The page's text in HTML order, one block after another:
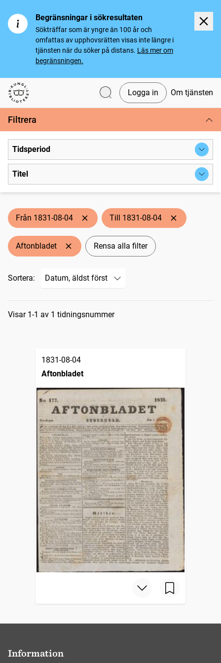
Begränsningar i sökresultaten
Sökträffar som är yngre än 100 år och
omfattas av upphovsrätten visas inte längre i
tjänsten när du söker på distans. Läs mer om
begränsningen.
Svenska tidningar
Logga in Om tjänsten
Filtrera
Tidsperiod
Titel
Från 1831-08-04 Till 1831-08-04
Aftonbladet Rensa alla filter
Sortera:
Sökresultat
Visar 1-1 av 1 tidningsnummer
1831-08-04
Aftonbladet
Information